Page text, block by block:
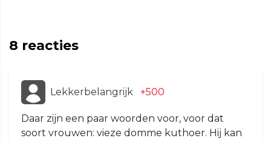
8 reacties
Lekkerbelangrijk +500
Daar zijn een paar woorden voor, voor dat
soort vrouwen: vieze domme kuthoer. Hij kan